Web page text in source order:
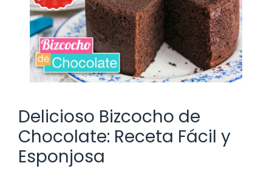
Delicioso Bizcocho de
Chocolate: Receta Fácil y
Esponjosa